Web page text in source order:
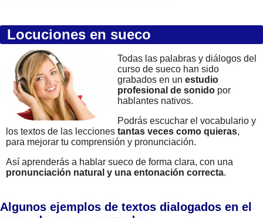
Locuciones en sueco
Todas las palabras y diálogos del
curso de sueco han sido
grabados en un estudio
profesional de sonido por
hablantes nativos.
Podrás escuchar el vocabulario y
los textos de las lecciones tantas veces como quieras,
para mejorar tu comprensión y pronunciación.
Así aprenderás a hablar sueco de forma clara, con una
pronunciación natural y una entonación correcta.
Algunos ejemplos de textos dialogados en el